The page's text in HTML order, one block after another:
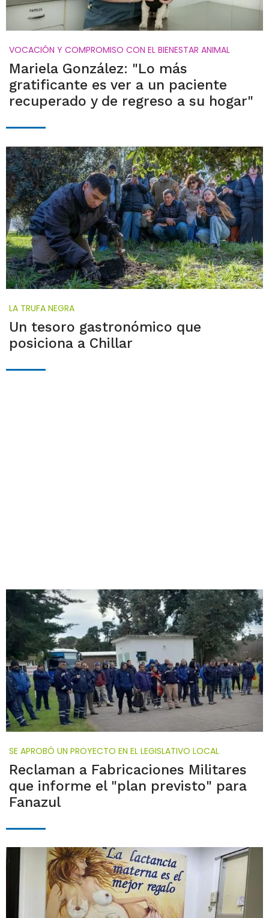
VOCACIÓN Y COMPROMISO CON EL BIENESTAR ANIMAL
Mariela González: "Lo más
gratificante es ver a un paciente
recuperado y de regreso a su hogar"
LA TRUFA NEGRA
Un tesoro gastronómico que
posiciona a Chillar
SE APROBÓ UN PROYECTO EN EL LEGISLATIVO LOCAL
Reclaman a Fabricaciones Militares
que informe el "plan previsto" para
Fanazul